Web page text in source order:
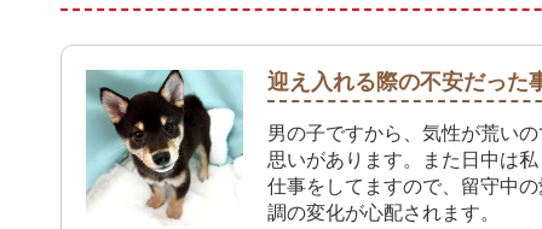
迎え入れる際の不安だった
男の子ですから、気性が荒い
思いがあります。また日中は
仕事をしてますので、留守中
調の変化が心配されます。